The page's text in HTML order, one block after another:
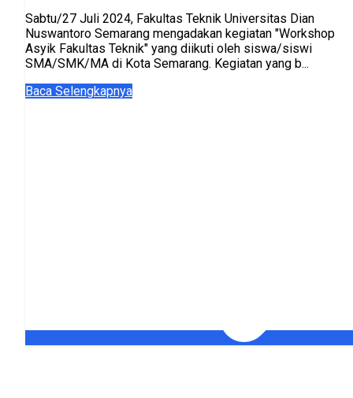
Sabtu/27 Juli 2024, Fakultas Teknik Universitas Dian
Nuswantoro Semarang mengadakan kegiatan "Workshop
Asyik Fakultas Teknik" yang diikuti oleh siswa/siswi
SMA/SMK/MA di Kota Semarang. Kegiatan yang b...
Baca Selengkapnya